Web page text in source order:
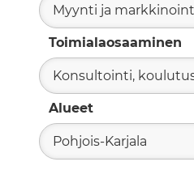
Myynti ja
Toimialaosaaminen
Konsultointi,
Alueet
Pohjois-Karjala